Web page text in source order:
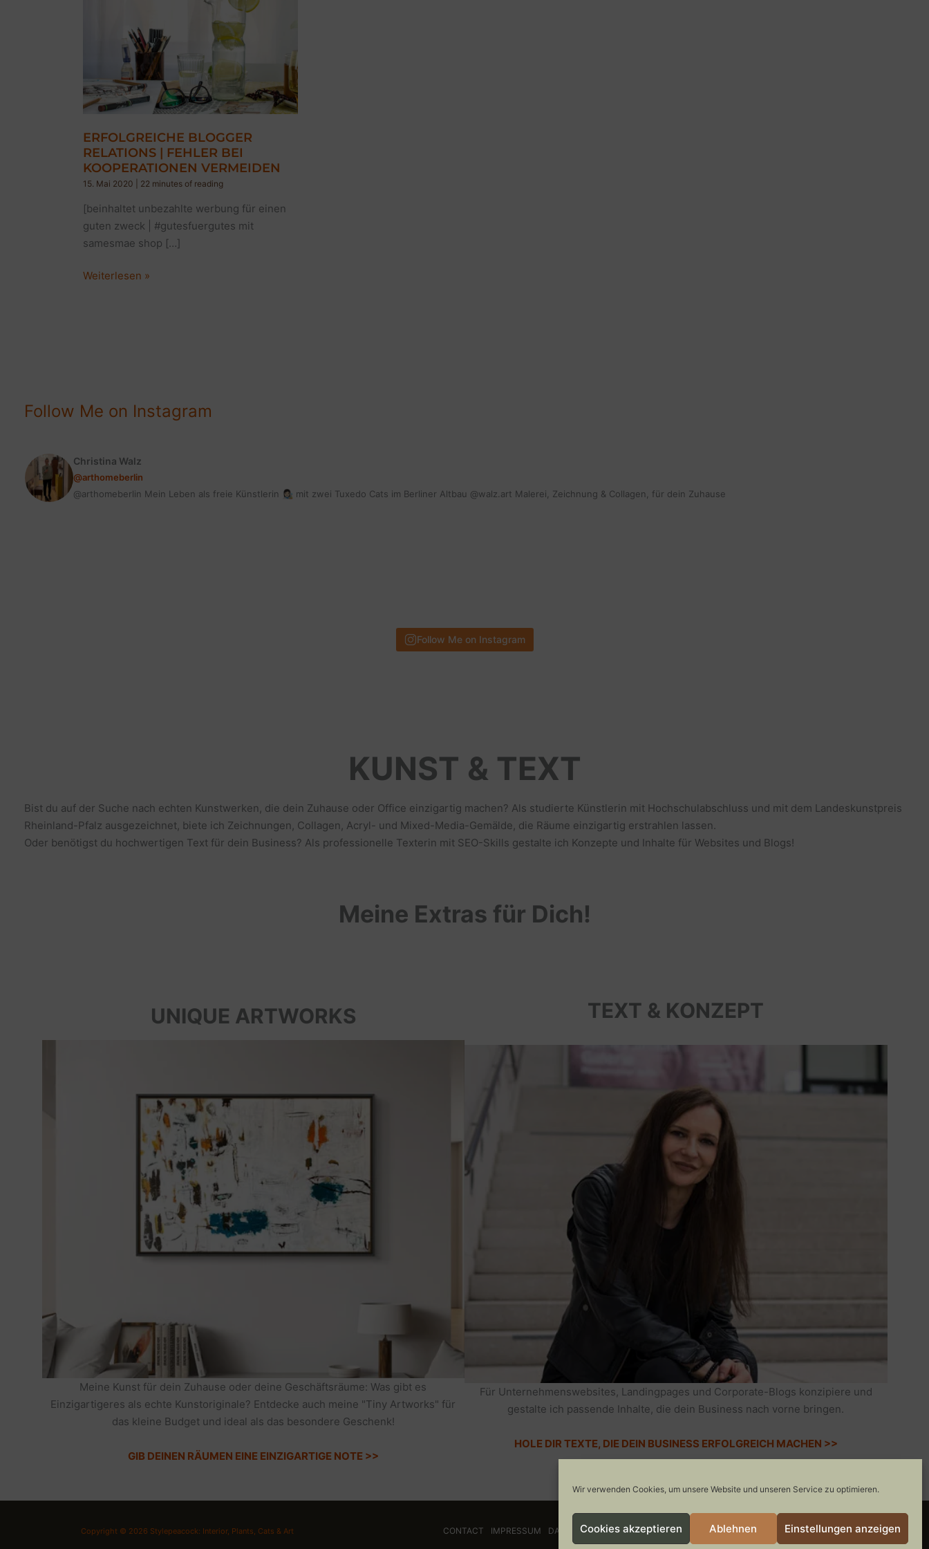
Wir verwenden Cookies, um unsere Website und unseren Service zu optimieren.
Cookies akzeptieren Ablehnen Einstellungen anzeigen
ERFOLGREICHE BLOGGER
RELATIONS | FEHLER BEI
KOOPERATIONEN VERMEIDEN
15. Mai 2020 22 minutes of reading
[beinhaltet unbezahlte werbung für einen
guten zweck | #gutesfuergutes mit
samesmae shop […]
ERFOLGREICHE
Weiterlesen »
Follow Me on Instagram
Christina Walz
@arthomeberlin
@arthomeberlin Mein Leben als freie Künstlerin 👩🏻‍🎨 mit zwei Tuxedo Cats im Berliner Altbau @walz.art Malerei, Zeichnung & Collagen, für dein Zuhause
Follow Me on Instagram
KUNST & TEXT
Bist du auf der Suche nach echten Kunstwerken, die dein Zuhause oder Office einzigartig machen? Als studierte Künstlerin mit Hochschulabschluss und mit dem Landeskunstpreis
Rheinland-Pfalz ausgezeichnet, biete ich Zeichnungen, Collagen, Acryl- und Mixed-Media-Gemälde, die Räume einzigartig erstrahlen lassen.
Oder benötigst du hochwertigen Text für dein Business? Als professionelle Texterin mit SEO-Skills gestalte ich Konzepte und Inhalte für Websites und Blogs!
Meine Extras für Dich!
UNIQUE ARTWORKS
Meine Kunst für dein Zuhause oder deine Geschäftsräume: Was gibt es
Einzigartigeres als echte Kunstoriginale? Entdecke auch meine "Tiny Artworks" für
das kleine Budget und ideal als das besondere Geschenk!
GIB DEINEN RÄUMEN EINE EINZIGARTIGE NOTE >>
TEXT & KONZEPT
Für Unternehmenswebsites, Landingpages und Corporate-Blogs konzipiere und
gestalte ich passende Inhalte, die dein Business nach vorne bringen.
HOLE DIR TEXTE, DIE DEIN BUSINESS ERFOLGREICH MACHEN >>
Copyright © 2026 Stylepeacock: Interior, Plants, Cats & Art CONTACT IMPRESSUM DATENSCHUTZ COOKIE-RICHTLINIE GEWINNSPIELE